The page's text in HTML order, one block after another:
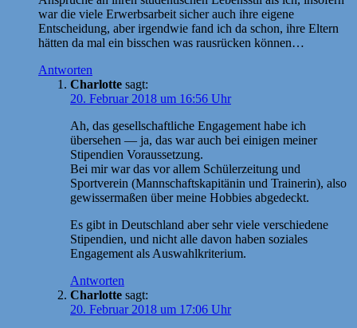
war die viele Erwerbsarbeit sicher auch ihre eigene
Entscheidung, aber irgendwie fand ich da schon, ihre Eltern
hätten da mal ein bisschen was rausrücken können…
Antworten
Charlotte sagt:
20. Februar 2018 um 16:56 Uhr
Ah, das gesellschaftliche Engagement habe ich
übersehen — ja, das war auch bei einigen meiner
Stipendien Voraussetzung.
Bei mir war das vor allem Schülerzeitung und
Sportverein (Mannschaftskapitänin und Trainerin), also
gewissermaßen über meine Hobbies abgedeckt.
Es gibt in Deutschland aber sehr viele verschiedene
Stipendien, und nicht alle davon haben soziales
Engagement als Auswahlkriterium.
Antworten
Charlotte sagt:
20. Februar 2018 um 17:06 Uhr